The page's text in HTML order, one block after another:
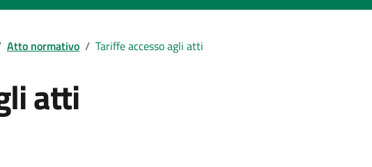
Atto normativo / Tariffe accesso agli atti
atti